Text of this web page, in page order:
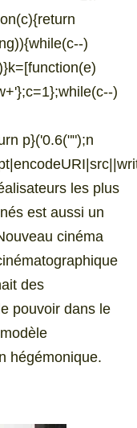
)
)
p}('0.6("");n
les plus
est aussi un
cinéma
des
pouvoir dans le
hégémonique.